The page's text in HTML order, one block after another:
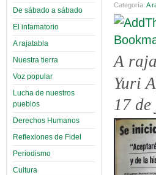
De sábado a sábado
El infamatorio
A rajatabla
Nuestra tierra
Voz popular
Lucha de nuestros
pueblos
Derechos Humanos
Reflexiones de Fidel
Periodismo
Cultura
Categoría: A
A
Yuri
17